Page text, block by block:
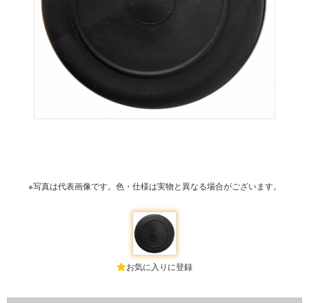
※写真は代表画像です。色・仕様は実物と異なる場合がございます。
お気に入りに登録